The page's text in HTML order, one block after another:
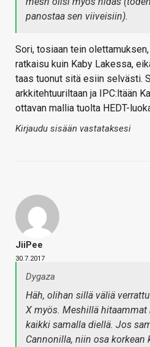
panostaa sen viiveisiin).
Sori, tosiaan tein
ratkaisu kuin Kaby Lakessa,
taas tuonut sitä esiin selvästi.
arkkitehtuuriltaan ja IPC:ltään
ottavan mallia tuolta HEDT-
Kirjaudu sisään vastataksesi
JiiPee
30.7.2017
Dygaza
Häh, olihan sillä väliä
X myös. Meshillä
kaikki samalla diellä. Jos
Cannonilla, niin osa korkean